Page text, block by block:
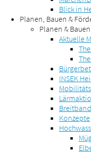
Blick in
Planen, Bauen &
Planen & Bauen
Aktuelle
INSEK
Konzepte